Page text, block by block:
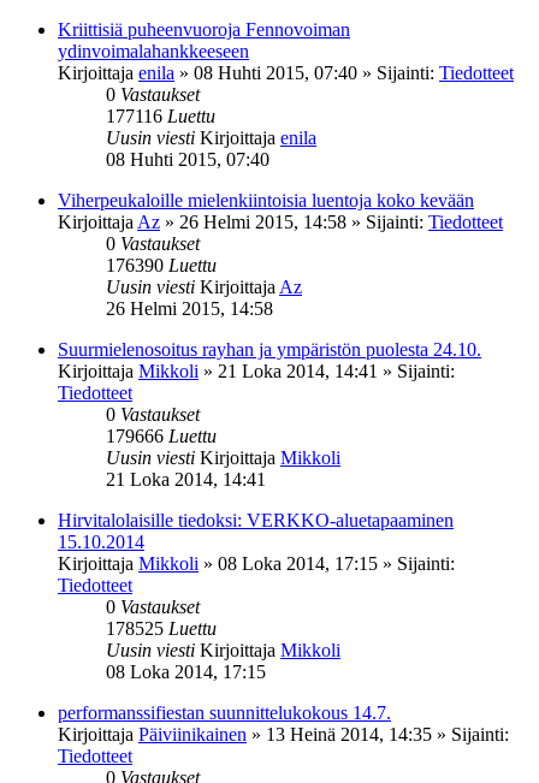
Kriittisiä puheenvuoroja Fennovoiman
ydinvoimalahankkeeseen
Kirjoittaja enila » 08 Huhti 2015, 07:40 » Sijainti: Tiedotteet
0 Vastaukset
177116 Luettu
Uusin viesti Kirjoittaja enila
08 Huhti 2015, 07:40
Viherpeukaloille mielenkiintoisia luentoja koko kevään
Kirjoittaja Az » 26 Helmi 2015, 14:58 » Sijainti: Tiedotteet
0 Vastaukset
176390 Luettu
Uusin viesti Kirjoittaja Az
26 Helmi 2015, 14:58
Suurmielenosoitus rayhan ja ympäristön puolesta 24.10.
Kirjoittaja Mikkoli » 21 Loka 2014, 14:41 » Sijainti:
Tiedotteet
0 Vastaukset
179666 Luettu
Uusin viesti Kirjoittaja Mikkoli
21 Loka 2014, 14:41
Hirvitalolaisille tiedoksi: VERKKO-aluetapaaminen
15.10.2014
Kirjoittaja Mikkoli » 08 Loka 2014, 17:15 » Sijainti:
Tiedotteet
0 Vastaukset
178525 Luettu
Uusin viesti Kirjoittaja Mikkoli
08 Loka 2014, 17:15
performanssifiestan suunnittelukokous 14.7.
Kirjoittaja Päiviinikainen » 13 Heinä 2014, 14:35 » Sijainti:
Tiedotteet
0 Vastaukset